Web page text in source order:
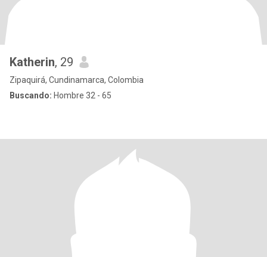
Katherin, 29
Zipaquirá, Cundinamarca, Colombia
Buscando: Hombre 32 - 65